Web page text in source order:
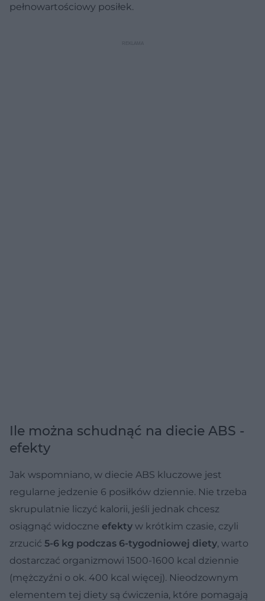
pełnowartościowy posiłek.
Ile można schudnąć na diecie ABS -
efekty
Jak wspomniano, w diecie ABS kluczowe jest
regularne jedzenie 6 posiłków dziennie. Nie trzeba
skrupulatnie liczyć kalorii, jeśli jednak chcesz
osiągnąć widoczne efekty w krótkim czasie, czyli
zrzucić 5-6 kg podczas 6-tygodniowej diety, warto
dostarczać organizmowi 1500-1600 kcal dziennie
(mężczyźni o ok. 400 kcal więcej). Nieodzownym
elementem tej diety są ćwiczenia, które pomagają